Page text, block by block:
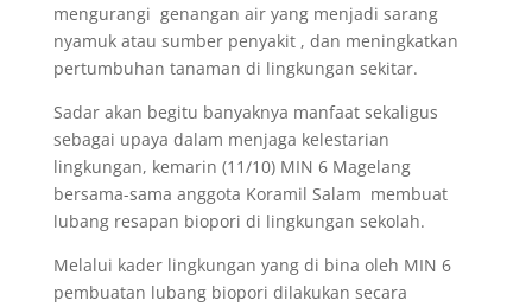
mengurangi genangan air yang menjadi sarang
nyamuk atau sumber penyakit , dan meningkatkan
pertumbuhan tanaman di lingkungan sekitar.
Sadar akan begitu banyaknya manfaat sekaligus
sebagai upaya dalam menjaga kelestarian
lingkungan, kemarin (11/10) MIN 6 Magelang
bersama-sama anggota Koramil Salam membuat
lubang resapan biopori di lingkungan sekolah.
Melalui kader lingkungan yang di bina oleh MIN 6
pembuatan lubang biopori dilakukan secara